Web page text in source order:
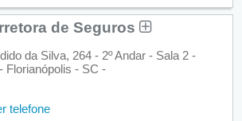
de Seguros
da Silva, 264 - 2º Andar - Sala 2 -
Florianópolis - SC -
telefone